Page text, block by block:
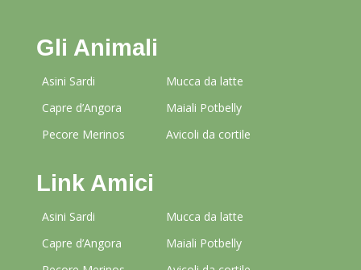
Gli Animali
Asini Sardi
Capre d’Angora
Pecore Merinos
Mucca da latte
Maiali Potbelly
Avicoli da cortile
Link Amici
Asini Sardi
Capre d’Angora
Mucca da latte
Maiali Potbelly